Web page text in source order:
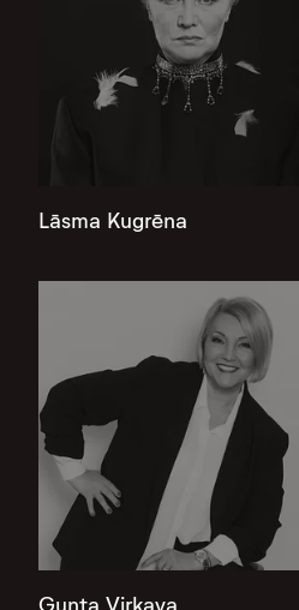
Lāsma Kugrēna